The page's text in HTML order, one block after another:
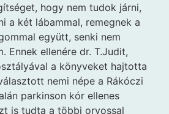
hogy nem tudok járni,
a két lábammal, remegnek a
együtt, senki nem
Ennek ellenére dr. T.Judit,
a könyveket hajtotta
nemi népe a Rákóczi
parkinson kór ellenes
is tudta a többi orvossal